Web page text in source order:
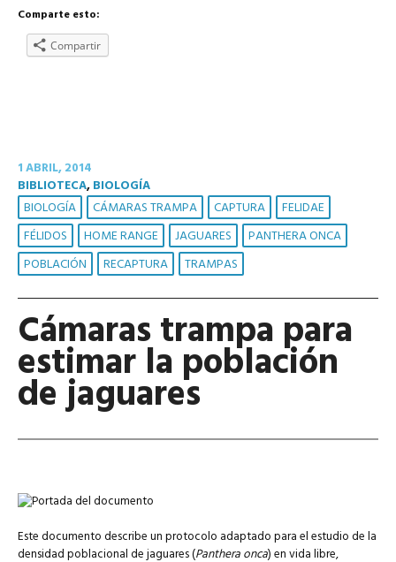
Comparte esto:
Compartir
1 ABRIL, 2014
BIBLIOTECA,BIOLOGÍA
BIOLOGÍA CÁMARAS TRAMPA CAPTURA
FELIDAE
FÉLIDOS
HOME RANGE JAGUARES
PANTHERA ONCA
POBLACIÓN
RECAPTURA TRAMPAS
Cámaras trampa para
estimar la población
de jaguares
Este documento describe un protocolo adaptado para el estudio de la
densidad poblacional de jaguares (Panthera onca) en vida libre,